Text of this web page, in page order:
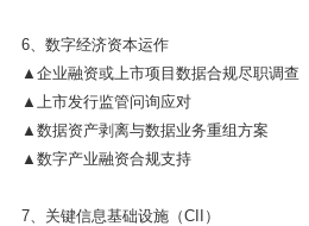
6、数字经济资本运作
▲企业融资或上市项目数据合规尽职调查
▲上市发行监管问询应对
▲数据资产剥离与数据业务重组方案
▲数字产业融资合规支持
7、关键信息基础设施（CII）